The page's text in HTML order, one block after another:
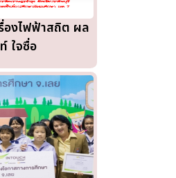
องไฟฟ้าสถิต ผล
ใจซื่อ